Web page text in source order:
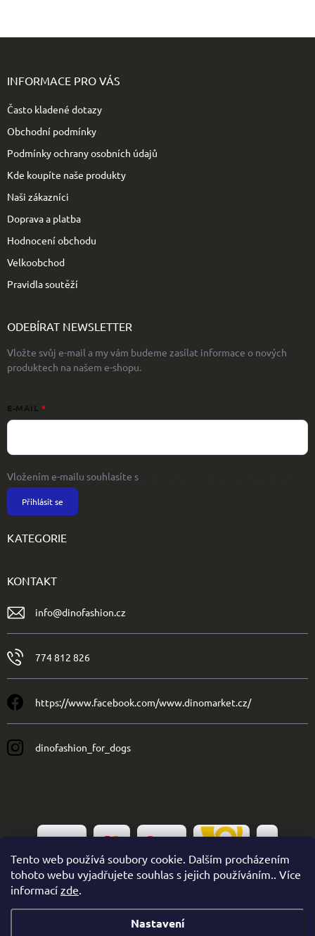
Tento web používá soubory cookie. Dalším procházením
tohoto webu vyjadřujete souhlas s jejich používáním.. Více
informací zde.
Nastavení
INFORMACE PRO VÁS
Často kladené dotazy
Obchodní podmínky
Podmínky ochrany osobních údajů
Kde koupíte naše produkty
Naši zákazníci
Doprava a platba
Hodnocení obchodu
Velkoobchod
Pravidla soutěží
ODEBÍRAT NEWSLETTER
Vložte svůj e-mail a my vám budeme zasílat informace o nových
produktech na našem e-shopu.
E-MAIL
Vložením e-mailu souhlasíte s
Přihlásit se
KATEGORIE
KONTAKT
info@dinofashion.cz
774 812 826
https://www.facebook.com/www.dinomarket.cz/
dinofashion_for_dogs